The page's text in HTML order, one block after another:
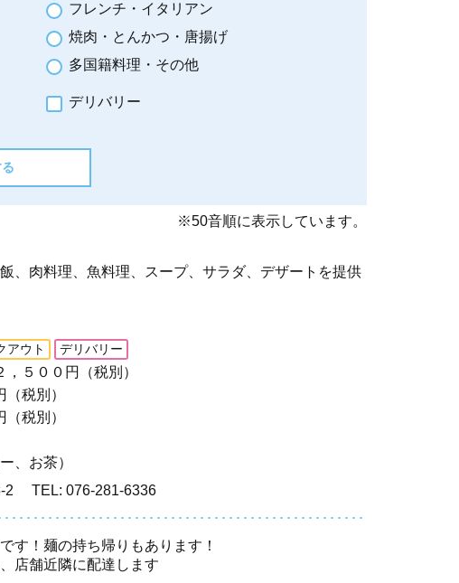
フレンチ・イタリアン
焼肉・とんかつ・唐揚げ
多国籍料理・その他
デリバリー
※50音順に表示しています。
、肉料理、魚料理、スープ、サラダ、デザートを提供
アウト デリバリー
，５００円（税別）
（税別）
（税別）
、お茶）
2
TEL: 076-281-6336
す！麺の持ち帰りもあります！
店舗近隣に配達します